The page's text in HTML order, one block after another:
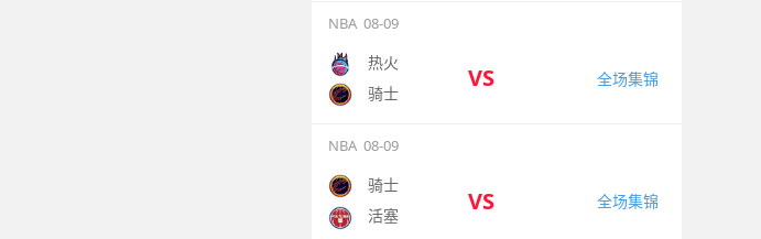
NBA 08-09
热火
骑士
VS 全场集锦
NBA 08-09
骑士
活塞
VS 全场集锦